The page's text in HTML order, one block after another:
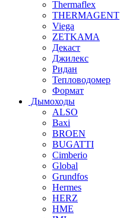
Thermaflex
THERMAGENT
Viega
ZETKAMA
Декаст
Джилекс
Ридан
Тепловодомер
Формат
Дымоходы
ALSO
Baxi
BROEN
BUGATTI
Cimberio
Global
Grundfos
Hermes
HERZ
HME